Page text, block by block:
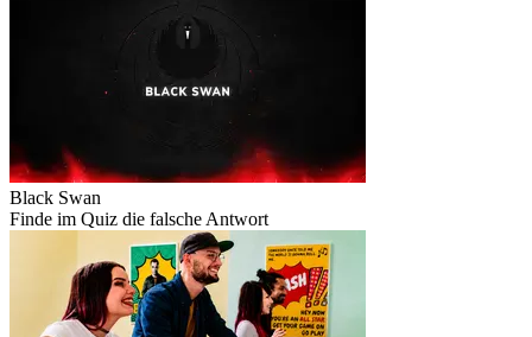
Black Swan
Finde im Quiz die falsche Antwort